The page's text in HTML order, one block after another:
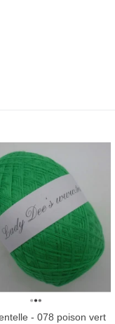
Comparer- 078 poison vert